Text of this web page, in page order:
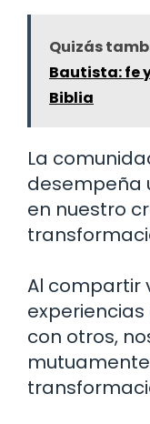
Quizás
Bautista: fe
Biblia
La
desempeña
en nuestro
Al compartir
con otros,